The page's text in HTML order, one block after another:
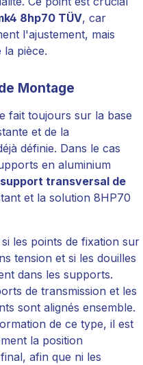
8hp70 TÜV, car
l'ajustement, mais
la pièce.
Montage
fait toujours sur la base
et de la
définie. Dans le cas
en aluminium
support transversal de
et la solution 8HP70
les points de fixation sur
tension et si les douilles
dans les supports.
de transmission et les
sont alignés ensemble.
de ce type, il est
la position
afin que ni les